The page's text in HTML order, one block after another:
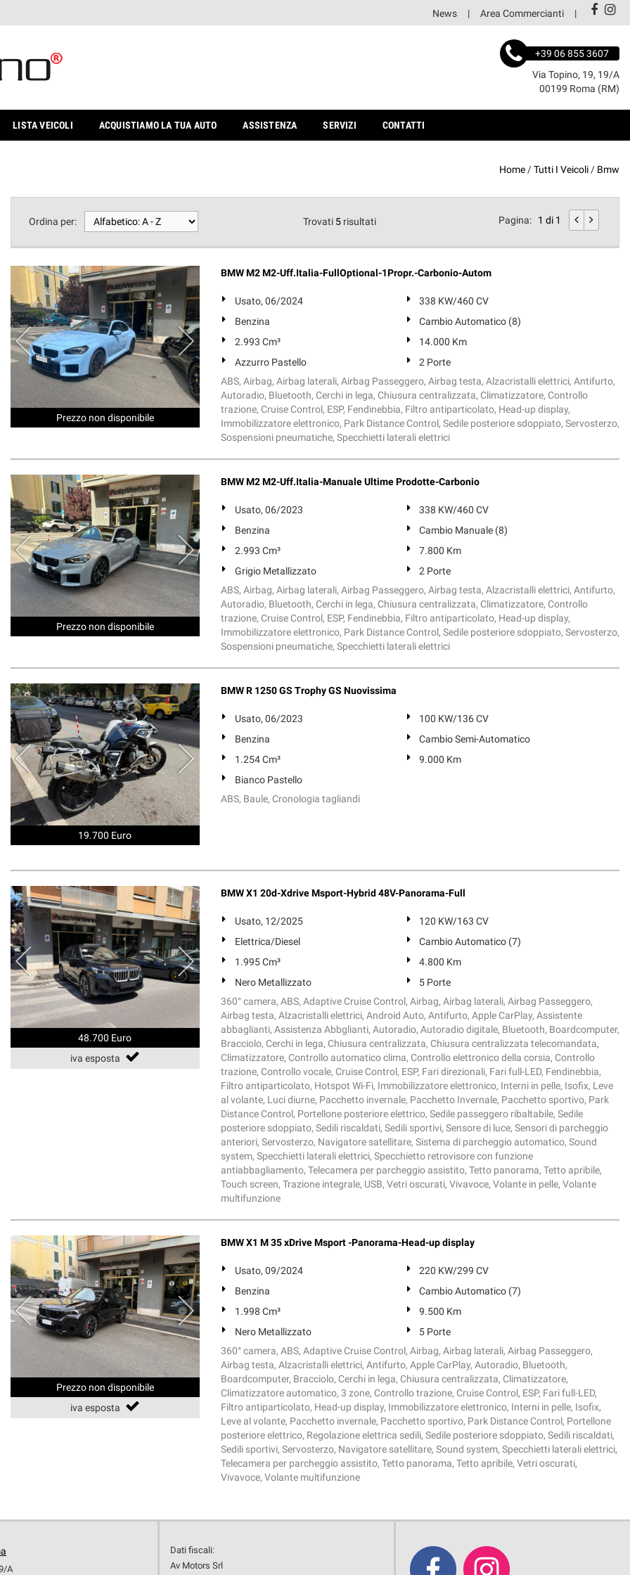
News Area Commercianti
+39 06 855 3607
Via Topino, 19, 19/A
00199 Roma (RM)
LISTA VEICOLI ACQUISTIAMO LA TUA AUTO ASSISTENZA SERVIZI CONTATTI
Home /Tutti I Veicoli / Bmw
Ordina per: Trovati 5 risultati Pagina: 1 di 1
Prezzo non disponibile
BMW M2 M2-Uff.Italia-FullOptional-1Propr.-Carbonio-Autom
Usato, 06/2024
338 KW/460 CV
Benzina
Cambio Automatico (8)
2.993 Cm³
14.000 Km
Azzurro Pastello
2 Porte
ABS, Airbag, Airbag laterali, Airbag Passeggero, Airbag testa, Alzacristalli elettrici, Antifurto,
Autoradio, Bluetooth, Cerchi in lega, Chiusura centralizzata, Climatizzatore, Controllo
trazione, Cruise Control, ESP, Fendinebbia, Filtro antiparticolato, Head-up display,
Immobilizzatore elettronico, Park Distance Control, Sedile posteriore sdoppiato, Servosterzo,
Sospensioni pneumatiche, Specchietti laterali elettrici
Prezzo non disponibile
BMW M2 M2-Uff.Italia-Manuale Ultime Prodotte-Carbonio
Usato, 06/2023
338 KW/460 CV
Benzina
Cambio Manuale (8)
2.993 Cm³
7.800 Km
Grigio Metallizzato
2 Porte
ABS, Airbag, Airbag laterali, Airbag Passeggero, Airbag testa, Alzacristalli elettrici, Antifurto,
Autoradio, Bluetooth, Cerchi in lega, Chiusura centralizzata, Climatizzatore, Controllo
trazione, Cruise Control, ESP, Fendinebbia, Filtro antiparticolato, Head-up display,
Immobilizzatore elettronico, Park Distance Control, Sedile posteriore sdoppiato, Servosterzo,
Sospensioni pneumatiche, Specchietti laterali elettrici
19.700 Euro
BMW R 1250 GS Trophy GS Nuovissima
Usato, 06/2023
100 KW/136 CV
Benzina
Cambio Semi-Automatico
1.254 Cm³
9.000 Km
Bianco Pastello
ABS, Baule, Cronologia tagliandi
48.700 Euro
iva esposta
BMW X1 20d-Xdrive Msport-Hybrid 48V-Panorama-Full
Usato, 12/2025
120 KW/163 CV
Elettrica/Diesel
Cambio Automatico (7)
1.995 Cm³
4.800 Km
Nero Metallizzato
5 Porte
360° camera, ABS, Adaptive Cruise Control, Airbag, Airbag laterali, Airbag Passeggero,
Airbag testa, Alzacristalli elettrici, Android Auto, Antifurto, Apple CarPlay, Assistente
abbaglianti, Assistenza Abbglianti, Autoradio, Autoradio digitale, Bluetooth, Boardcomputer,
Bracciolo, Cerchi in lega, Chiusura centralizzata, Chiusura centralizzata telecomandata,
Climatizzatore, Controllo automatico clima, Controllo elettronico della corsia, Controllo
trazione, Controllo vocale, Cruise Control, ESP, Fari direzionali, Fari full-LED, Fendinebbia,
Filtro antiparticolato, Hotspot Wi-Fi, Immobilizzatore elettronico, Interni in pelle, Isofix, Leve
al volante, Luci diurne, Pacchetto invernale, Pacchetto Invernale, Pacchetto sportivo, Park
Distance Control, Portellone posteriore elettrico, Sedile passeggero ribaltabile, Sedile
posteriore sdoppiato, Sedili riscaldati, Sedili sportivi, Sensore di luce, Sensori di parcheggio
anteriori, Servosterzo, Navigatore satellitare, Sistema di parcheggio automatico, Sound
system, Specchietti laterali elettrici, Specchietto retrovisore con funzione
antiabbagliamento, Telecamera per parcheggio assistito, Tetto panorama, Tetto apribile,
Touch screen, Trazione integrale, USB, Vetri oscurati, Vivavoce, Volante in pelle, Volante
multifunzione
Prezzo non disponibile
iva esposta
BMW X1 M 35 xDrive Msport -Panorama-Head-up display
Usato, 09/2024
220 KW/299 CV
Benzina
Cambio Automatico (7)
1.998 Cm³
9.500 Km
Nero Metallizzato
5 Porte
360° camera, ABS, Adaptive Cruise Control, Airbag, Airbag laterali, Airbag Passeggero,
Airbag testa, Alzacristalli elettrici, Antifurto, Apple CarPlay, Autoradio, Bluetooth,
Boardcomputer, Bracciolo, Cerchi in lega, Chiusura centralizzata, Climatizzatore,
Climatizzatore automatico, 3 zone, Controllo trazione, Cruise Control, ESP, Fari full-LED,
Filtro antiparticolato, Head-up display, Immobilizzatore elettronico, Interni in pelle, Isofix,
Leve al volante, Pacchetto invernale, Pacchetto sportivo, Park Distance Control, Portellone
posteriore elettrico, Regolazione elettrica sedili, Sedile posteriore sdoppiato, Sedili riscaldati,
Sedili sportivi, Servosterzo, Navigatore satellitare, Sound system, Specchietti laterali elettrici,
Telecamera per parcheggio assistito, Tetto panorama, Tetto apribile, Vetri oscurati,
Vivavoce, Volante multifunzione
A
Dati fiscali:
Av Motors Srl